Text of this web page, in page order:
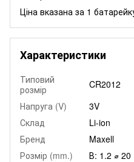
Ціна вказана за 1
Характеристики
Типовий
розмір
CR2012
Напруга (V)
3V
Склад
Li-ion
Бренд
Maxell
Розмір (mm.)
В: 1.2 ⌀ 20